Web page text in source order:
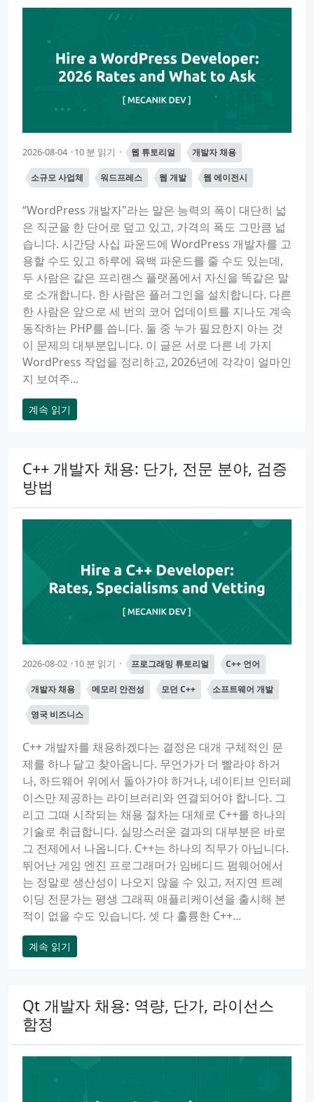
2026-08-04 10 분 읽기 웹 튜토리얼 개발자 채용
소규모 사업체 워드프레스 웹 개발 웹 에이전시
“WordPress 개발자"라는 말은 능력의 폭이 대단히 넓
은 직군을 한 단어로 덮고 있고, 가격의 폭도 그만큼 넓
습니다. 시간당 사십 파운드에 WordPress 개발자를 고
용할 수도 있고 하루에 육백 파운드를 줄 수도 있는데,
두 사람은 같은 프리랜스 플랫폼에서 자신을 똑같은 말
로 소개합니다. 한 사람은 플러그인을 설치합니다. 다른
한 사람은 앞으로 세 번의 코어 업데이트를 지나도 계속
동작하는 PHP를 씁니다. 둘 중 누가 필요한지 아는 것
이 문제의 대부분입니다. 이 글은 서로 다른 네 가지
WordPress 작업을 정리하고, 2026년에 각각이 얼마인
지 보여주...
계속 읽기
C++ 개발자 채용: 단가, 전문 분야, 검증
방법
2026-08-02 10 분 읽기 프로그래밍 튜토리얼 C++ 언어
개발자 채용 메모리 안전성 모던 C++ 소프트웨어 개발
영국 비즈니스
C++ 개발자를 채용하겠다는 결정은 대개 구체적인 문
제를 하나 달고 찾아옵니다. 무언가가 더 빨라야 하거
나, 하드웨어 위에서 돌아가야 하거나, 네이티브 인터페
이스만 제공하는 라이브러리와 연결되어야 합니다. 그
리고 그때 시작되는 채용 절차는 대체로 C++를 하나의
기술로 취급합니다. 실망스러운 결과의 대부분은 바로
그 전제에서 나옵니다. C++는 하나의 직무가 아닙니다.
뛰어난 게임 엔진 프로그래머가 임베디드 펌웨어에서
는 정말로 생산성이 나오지 않을 수 있고, 저지연 트레
이딩 전문가는 평생 그래픽 애플리케이션을 출시해 본
적이 없을 수도 있습니다. 셋 다 훌륭한 C++...
계속 읽기
Qt 개발자 채용: 역량, 단가, 라이선스
함정